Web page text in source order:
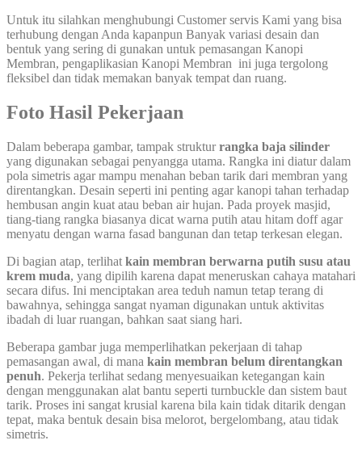
Untuk itu silahkan menghubungi Customer servis Kami yang bisa
terhubung dengan Anda kapanpun Banyak variasi desain dan
bentuk yang sering di gunakan untuk pemasangan Kanopi
Membran, pengaplikasian Kanopi Membran ini juga tergolong
fleksibel dan tidak memakan banyak tempat dan ruang.
Foto Hasil Pekerjaan
Dalam beberapa gambar, tampak strukturrangka baja silinder
yang digunakan sebagai penyangga utama. Rangka ini diatur dalam
pola simetris agar mampu menahan beban tarik dari membran yang
direntangkan. Desain seperti ini penting agar kanopi tahan terhadap
hembusan angin kuat atau beban air hujan. Pada proyek masjid,
tiang-tiang rangka biasanya dicat warna putih atau hitam doff agar
menyatu dengan warna fasad bangunan dan tetap terkesan elegan.
Di bagian atap, terlihat kain membran berwarna putih susu atau
krem muda, yang dipilih karena dapat meneruskan cahaya matahari
secara difus. Ini menciptakan area teduh namun tetap terang di
bawahnya, sehingga sangat nyaman digunakan untuk aktivitas
ibadah di luar ruangan, bahkan saat siang hari.
Beberapa gambar juga memperlihatkan pekerjaan di tahap
pemasangan awal, di mana kain membran belum direntangkan
penuh. Pekerja terlihat sedang menyesuaikan ketegangan kain
dengan menggunakan alat bantu seperti turnbuckle dan sistem baut
tarik. Proses ini sangat krusial karena bila kain tidak ditarik dengan
tepat, maka bentuk desain bisa melorot, bergelombang, atau tidak
simetris.